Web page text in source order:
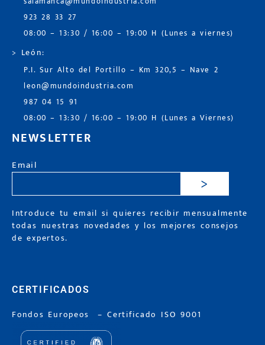
923 28 33 27
08:00 – 13:30 / 16:00 – 19:00 H (Lunes a viernes)
> León:
P.I. Sur Alto del Portillo – Km 320,5 – Nave 2
leon@mundoindustria.com
987 04 15 91
08:00 – 13:30 / 16:00 – 19:00 H (Lunes a Viernes)
NEWSLETTER
Email
>
Introduce tu email si quieres recibir mensualmente
todas nuestras novedades y los mejores consejos
de expertos.
CERTIFICADOS
Fondos Europeos –Certificado ISO 9001